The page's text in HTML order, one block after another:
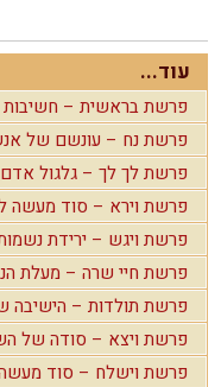
עוד...
פרשת בראשית –
פרשת נח – עונשם של
פרשת לך לך – גלגול
פרשת וירא – סוד מעשה
פרשת ויגש – ירידת
פרשת חיי שרה – מעלת
פרשת תולדות – הישיבה
פרשת ויצא – סודה של
פרשת וישלח – סוד